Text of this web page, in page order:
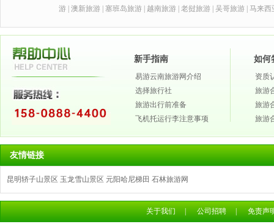
游 澳新旅游 塞班岛旅游 越南旅游 老挝旅游 吴哥旅游 马来西
新手指南
易游云南旅游网介绍
选择旅行社
旅游出行前准备
飞机托运行李注意事项
如何
资质
旅游
旅游
旅游
友情链接
昆明轿子山景区 玉龙雪山景区 元阳哈尼梯田 石林旅游网
关于我们 公司招聘 免责声